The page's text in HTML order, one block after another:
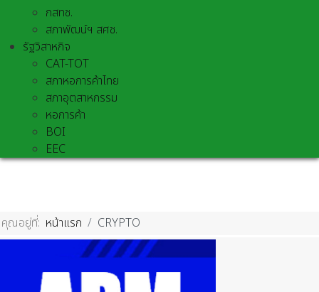
กสทช.
สภาพัฒน์ฯ สศช.
รัฐวิสาหกิจ
CAT-TOT
สภาหอการค้าไทย
สภาอุตสาหกรรม
หอการค้า
BOI
EEC
คุณอยู่ที่: หน้าแรก CRYPTO